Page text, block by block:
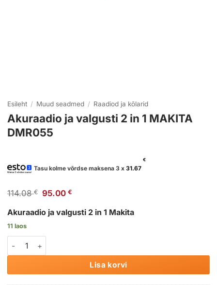
Esileht / Muud seadmed / Raadiod ja kõlarid
Akuraadio ja valgusti 2 in 1 MAKITA
DMR055
Tasu kolme võrdse maksena 3 x 31.67
€
114.08€ Algne
oli:
114.08 €.
95.00€
on:
95.00 €.
Akuraadio ja valgusti 2 in 1 Makita
11 laos
Akuraadio ja valgusti 2 in 1 MAKITA DMR055 kogus
Lisa korvi